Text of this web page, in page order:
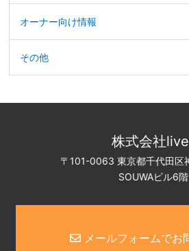
オーナー向け情報
その他
株式会社
〒101-0063 東京都千代田区
SOUWAビル6階
メールフォームでお